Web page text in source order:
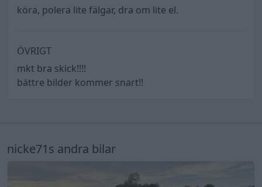
köra, polera lite fälgar, dra om lite el.
ÖVRIGT
mkt bra skick!!!!
bättre bilder kommer snart!!
nicke71s andra bilar